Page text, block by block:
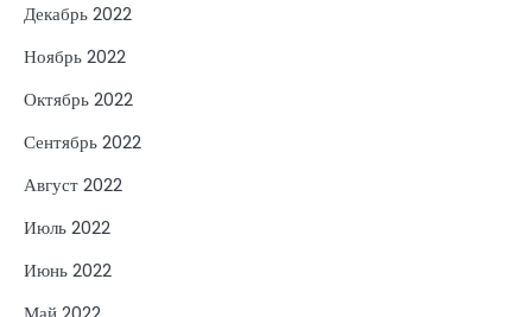
Декабрь 2022
Ноябрь 2022
Октябрь 2022
Сентябрь 2022
Август 2022
Июль 2022
Июнь 2022